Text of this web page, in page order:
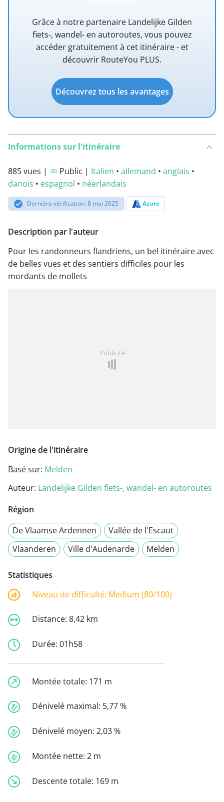
Grâce à notre partenaire Landelijke Gilden
fiets-, wandel- en autoroutes, vous pouvez
accéder gratuitement à cet itinéraire - et
découvrir RouteYou PLUS.
Découvrez tous les avantages
Informations sur l'itinéraire
885 vues | Public | Italien • allemand • anglais •
danois • espagnol • néerlandais
Dernière vérification: 8 mai 2025 Azure
Description par l'auteur
Pour les randonneurs flandriens, un bel itinéraire avec
de belles vues et des sentiers difficiles pour les
mordants de mollets
Publicité
Origine de l'itinéraire
Basé sur: Melden
Auteur: Landelijke Gilden fiets-, wandel- en autoroutes
Région
De Vlaamse Ardennen
Vallée de l'Escaut
Vlaanderen
Ville d'Audenarde Melden
Statistiques
Niveau de difficulté: Medium (80/100)
Distance: 8,42 km
Durée: 01h58
Montée totale: 171 m
Dénivelé maximal: 5,77 %
Dénivelé moyen: 2,03 %
Montée nette: 2 m
Descente totale: 169 m